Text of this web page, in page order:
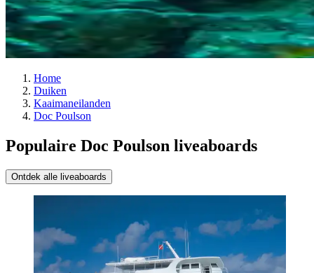
Home
Duiken
Kaaimaneilanden
Doc Poulson
Populaire Doc Poulson liveaboards
Ontdek alle liveaboards